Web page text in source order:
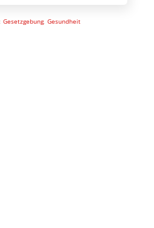
wenn
Gesetzgebung, Gesundheit